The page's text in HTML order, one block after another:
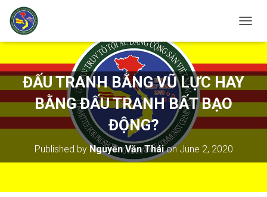
O
G
L
I
T
ĐẤU TRANH BẰNG VŨ LỰC HAY
BẰNG ĐẤU TRANH BẤT BẠO
ĐỘNG?
Published byNguyễn Văn TháionJune 2, 2020